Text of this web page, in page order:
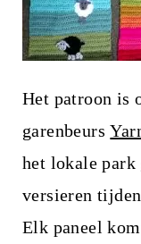
Het patroon is
garenbeurs
het lokale park
versieren
Elk paneel